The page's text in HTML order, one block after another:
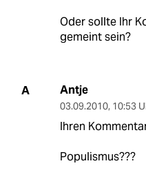
Oder sollte Ihr
gemeint sein?
A Antje
03.09.2010, 10:53
Ihren
Populismus???